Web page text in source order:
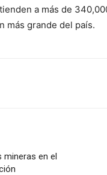
a más de
más grande del país.
mineras en el